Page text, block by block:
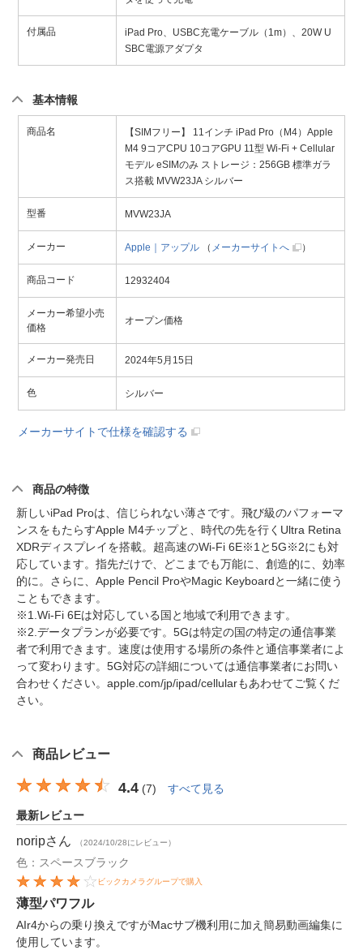
付属品
iPad Pro、USBC充電ケーブル（1m）、20W U
SBC電源アダプタ
基本情報
商品名
【SIMフリー】 11インチ iPad Pro（M4）Apple
M4 9コアCPU 10コアGPU 11型 Wi-Fi + Cellular
モデル eSIMのみ ストレージ：256GB 標準ガラ
ス搭載 MVW23JA シルバー
型番 MVW23JA
メーカー Apple｜アップル （ メーカーサイトへ ）
商品コード 12932404
メーカー希望小売
価格
オープン価格
メーカー発売日 2024年5月15日
色 シルバー
メーカーサイトで仕様を確認する
商品の特徴
新しいiPad Proは、信じられない薄さです。飛び級のパフォーマ
ンスをもたらすApple M4チップと、時代の先を行くUltra Retina
XDRディスプレイを搭載。超高速のWi-Fi 6E※1と5G※2にも対
応しています。指先だけで、どこまでも万能に、創造的に、効率
的に。さらに、Apple Pencil ProやMagic Keyboardと一緒に使う
こともできます。
※1.Wi-Fi 6Eは対応している国と地域で利用できます。
※2.データプランが必要です。5Gは特定の国の特定の通信事業
者で利用できます。速度は使用する場所の条件と通信事業者によ
って変わります。5G対応の詳細については通信事業者にお問い
合わせください。apple.com/jp/ipad/cellularもあわせてご覧くだ
さい。
商品レビュー
4.4 (7) すべて見る
最新レビュー
noripさん （2024/10/28にレビュー）
色：スペースブラック
ビックカメラグループで購入
薄型パワフル
AIr4からの乗り換えですがMacサブ機利用に加え簡易動画編集に
使用しています。